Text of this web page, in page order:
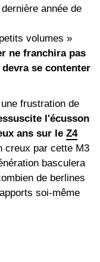
année de
volumes »
ne franchira pas
se contenter
frustration de
l'écusson
ans sur le Z4
creux par cette M3
basculera
de berlines
soi-même